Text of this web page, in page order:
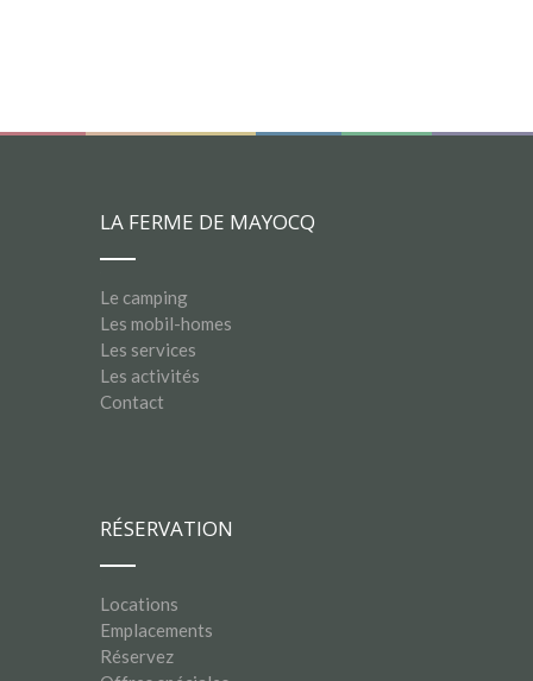
LA FERME DE MAYOCQ
Le camping
Les mobil-homes
Les services
Les activités
Contact
RÉSERVATION
Locations
Emplacements
Réservez